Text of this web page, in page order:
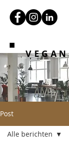
Post
Alle berichten